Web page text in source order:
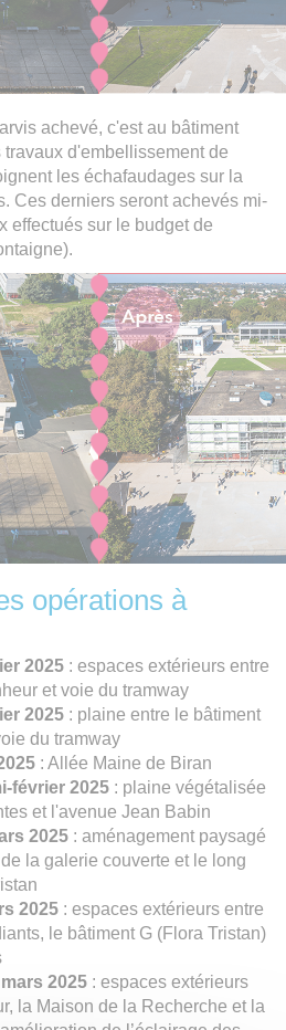
achevé, c'est au bâtiment
d'embellissement de
les échafaudages sur la
Ces derniers seront achevés mi-
effectués sur le budget de
opérations à
2025 : espaces extérieurs entre
et voie du tramway
2025 : plaine entre le bâtiment
du tramway
: Allée Maine de Biran
février 2025 : plaine végétalisée
et l'avenue Jean Babin
2025 : aménagement paysagé
la galerie couverte et le long
2025 : espaces extérieurs entre
le bâtiment G (Flora Tristan)
2025 : espaces extérieurs
la Maison de la Recherche et la